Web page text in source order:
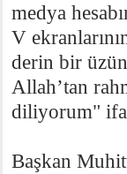
medya
V
derin bir
Allah’tan
diliyorum"
Başkan